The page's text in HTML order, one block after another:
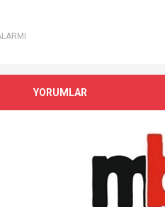
YORUMLAR